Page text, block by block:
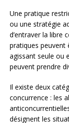
Une pratique
ou une stratégie
d’entraver la libre
pratiques
agissant seule ou
peuvent prendre
Il existe deux
concurrence : les
désignent les